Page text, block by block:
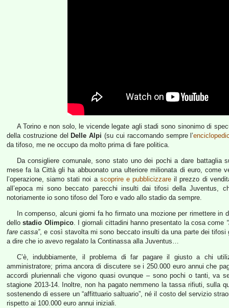
A Torino e non solo, le vicende legate agli stadi sono sinonimo di
della costruzione del Delle Alpi (su cui raccomando sempre l’
da tifoso, me ne occupo da molto prima di fare politica.
Da consigliere comunale, sono stato uno dei pochi a dare battaglia
mese fa la Città gli ha abbuonato una ulteriore milionata di euro, come
l’operazione, siamo stati noi a scoprire e pubblicizzare il prezzo di
all’epoca mi sono beccato parecchi insulti dai tifosi della Juventus,
notoriamente io sono tifoso del Toro e vado allo stadio da sempre.
In compenso, alcuni giorni fa ho firmato una mozione per rimettere
dellostadio Olimpico. I giornali cittadini hanno presentato la cosa come
fare cassa”, e così stavolta mi sono beccato insulti da una parte dei
a dire che io avevo regalato la Continassa alla Juventus…
C’è, indubbiamente, il problema di far pagare il giusto a chi
amministratore; prima ancora di discutere se i 250.000 euro annui che
accordi pluriennali che vigono quasi ovunque – sono pochi o tanti, va
stagione 2013-14. Inoltre, non ha pagato nemmeno la tassa rifiuti, sulla
sostenendo di essere un “affittuario saltuario”, né il costo del servizio
rispetto ai 100.000 euro annui iniziali.